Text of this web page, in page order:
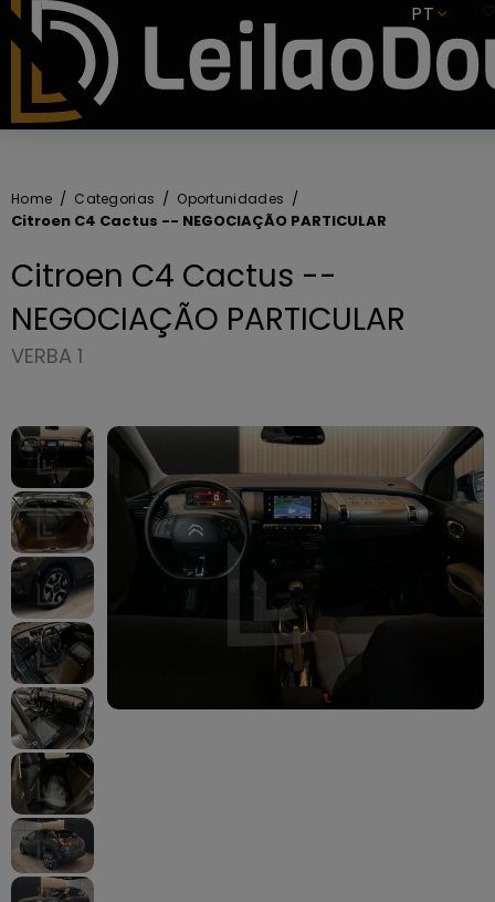
PT
Home Categorias Oportunidades
Citroen C4 Cactus -- NEGOCIAÇÃO PARTICULAR
Citroen C4 Cactus --
NEGOCIAÇÃO PARTICULAR
VERBA 1
SUBSCREVER